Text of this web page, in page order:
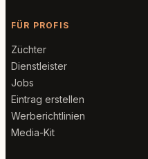
FÜR PROFIS
Züchter
Dienstleister
Jobs
Eintrag erstellen
Werberichtlinien
Media-Kit